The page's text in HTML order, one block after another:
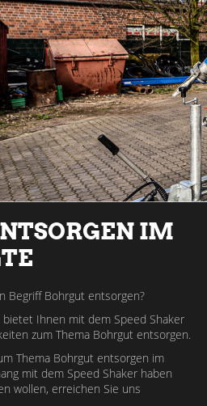
IM
Begriff Bohrgut entsorgen?
bietet Ihnen mit dem Speed Shaker
zum Thema Bohrgut entsorgen.
Thema Bohrgut entsorgen im
mit dem Speed Shaker haben
wollen, erreichen Sie uns